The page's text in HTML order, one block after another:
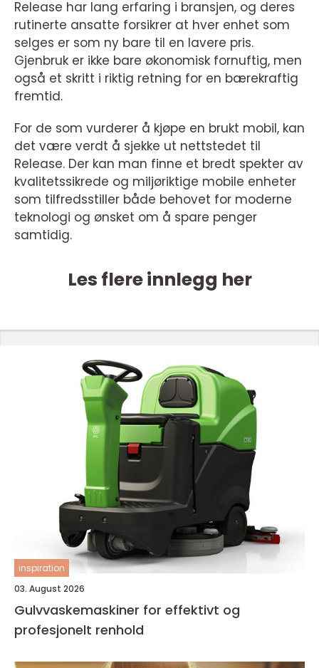
Release har lang erfaring i bransjen, og deres
rutinerte ansatte forsikrer at hver enhet som
selges er som ny bare til en lavere pris.
Gjenbruk er ikke bare økonomisk fornuftig, men
også et skritt i riktig retning for en bærekraftig
fremtid.
For de som vurderer å kjøpe en brukt mobil, kan
det være verdt å sjekke ut nettstedet til
Release. Der kan man finne et bredt spekter av
kvalitetssikrede og miljøriktige mobile enheter
som tilfredsstiller både behovet for moderne
teknologi og ønsket om å spare penger
samtidig.
Les flere innlegg her
inspiration
03. August 2026
Gulvvaskemaskiner for effektivt og
profesjonelt renhold